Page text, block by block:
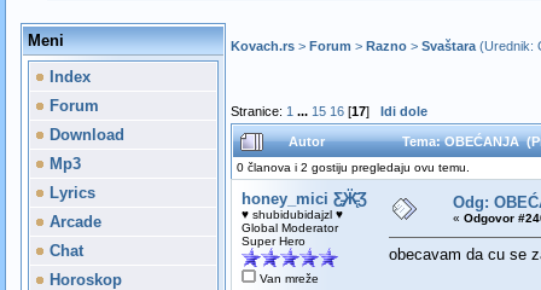
Meni
Index
Forum
Download
Mp3
Lyrics
Arcade
Chat
Horoskop
Kovach.rs> Forum > Razno> Svaštara(Urednik:
Stranice: 1 ... 15 16[17] Idi dole
Autor Tema: OBEĆANJA
0 članova i 2 gostiju pregledaju ovu temu.
honey_mici Ƹ̵̡Ӝ̵̨̄Ʒ
♥ shubidubidajzl ♥
Global Moderator
Super Hero
Van mreže
Odg:
« Odgovor
obecavam da cu se